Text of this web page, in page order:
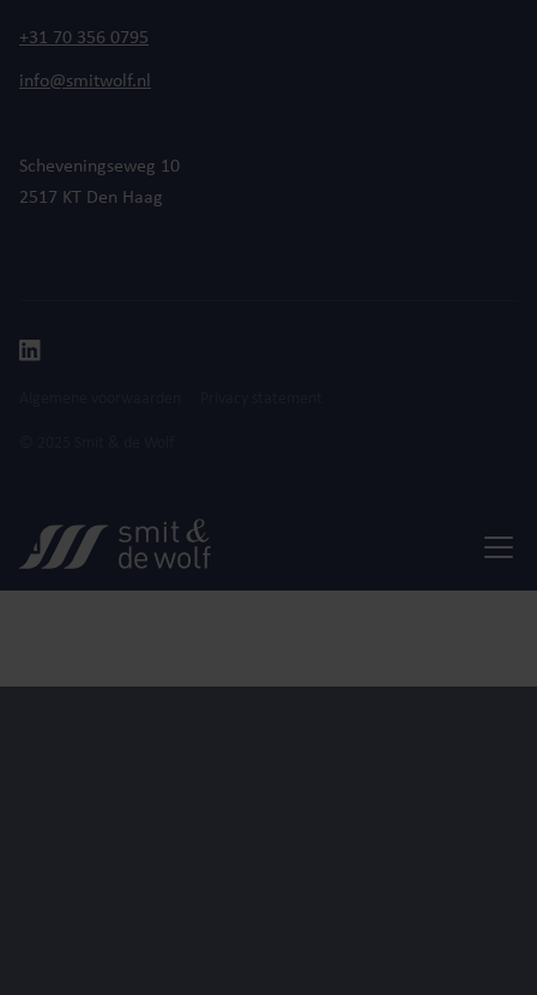
+31 70 356 0795
info@smitwolf.nl
Scheveningseweg 10
2517 KT Den Haag